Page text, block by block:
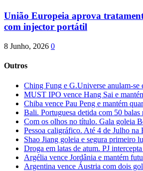
União Europeia aprova
com injector portátil
8 Junho, 2026 0
Outros
Ching Fung e G.Universe anulam-se
MUST IPO vence Hang Sai e
Chiba vence Pau Peng e mantém
Bali. Portuguesa detida com 50 balas
Com os olhos no título. Gala goleia
Pessoa caligráfico. Até 4 de Julho na
Shao Jiang goleia e segura primeiro
Droga em latas de atum. PJ
Argélia vence Jordânia e mantém
Argentina vence Áustria com dois